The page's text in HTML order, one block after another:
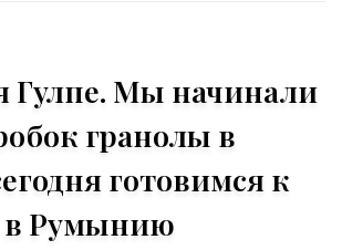
Гулпе. Мы начинали
гранолы в
готовимся к
в Румынию